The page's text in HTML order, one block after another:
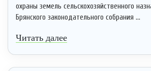
охраны земель сельскохозяйственного
Брянского законодательного собрания ...
Читать далее